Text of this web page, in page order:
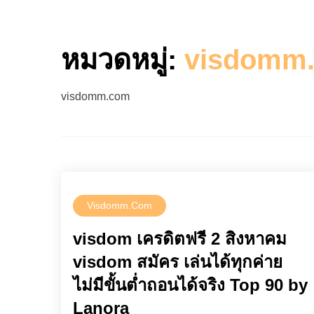
หมวดหมู่:
visdomm.com
Visdomm.com
visdom เครดิตฟรี 2 สิงหาคม
visdom สมัคร เล่นได้ทุกค่าย
ไม่มีขั้นต่ำถอนได้จริง Top 90 by
Lanora